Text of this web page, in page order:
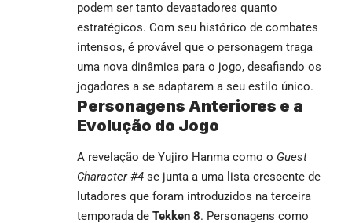
podem ser tanto devastadores quanto
estratégicos. Com seu histórico de combates
intensos, é provável que o personagem traga
uma nova dinâmica para o jogo, desafiando os
jogadores a se adaptarem a seu estilo único.
Personagens Anteriores e a
Evolução do Jogo
A revelação de Yujiro Hanma como o Guest
Character #4 se junta a uma lista crescente de
lutadores que foram introduzidos na terceira
temporada de Tekken 8. Personagens como